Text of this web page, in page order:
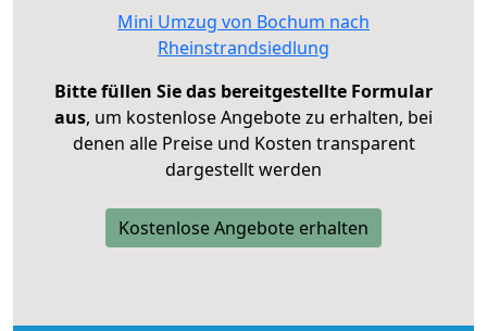
Mini Umzug von Bochum nach
Rheinstrandsiedlung
Bitte füllen Sie das bereitgestellte Formular
aus, um kostenlose Angebote zu erhalten, bei
denen alle Preise und Kosten transparent
dargestellt werden
Kostenlose Angebote erhalten